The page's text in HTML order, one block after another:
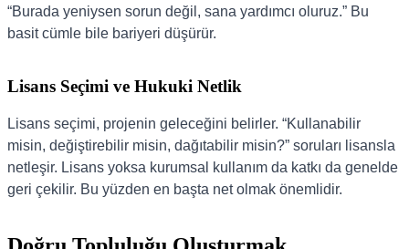
“Burada yeniysen sorun değil, sana yardımcı oluruz.” Bu
basit cümle bile bariyeri düşürür.
Lisans Seçimi ve Hukuki Netlik
Lisans seçimi, projenin geleceğini belirler. “Kullanabilir
misin, değiştirebilir misin, dağıtabilir misin?” soruları lisansla
netleşir. Lisans yoksa kurumsal kullanım da katkı da genelde
geri çekilir. Bu yüzden en başta net olmak önemlidir.